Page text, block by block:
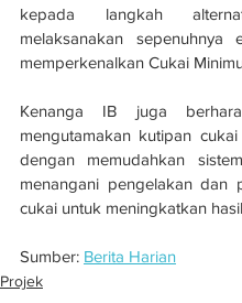
kepada langkah
melaksanakan sepenuhnya
memperkenalkan Cukai
Kenanga IB juga
mengutamakan kutipan
dengan memudahkan
menangani pengelakan dan
cukai untuk meningkatkan
Sumber: Berita Harian
Projek